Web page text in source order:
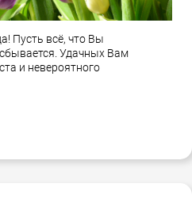
Пусть всё, что Вы
Удачных Вам
и невероятного